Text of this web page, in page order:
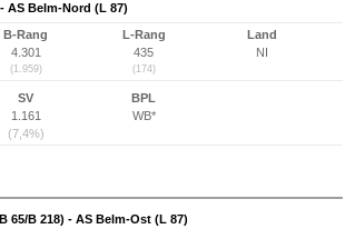
AS Belm-Nord (L 87)
B-Rang
4.301
(1.959)
L-Rang
435
(174)
Land
NI
SV
1.161
(7,4%)
BPL
WB*
65/B 218) - AS Belm-Ost (L 87)